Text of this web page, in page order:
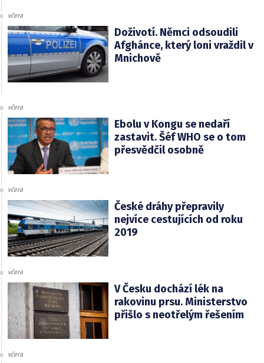
včera
Doživotí. Němci odsoudili
Afghánce, který loni vraždil v
Mnichově
včera
Ebolu v Kongu se nedaří
zastavit. Šéf WHO se o tom
přesvědčil osobně
včera
České dráhy přepravily
nejvíce cestujících od roku
2019
včera
V Česku dochází lék na
rakovinu prsu. Ministerstvo
přišlo s neotřelým řešením
včera